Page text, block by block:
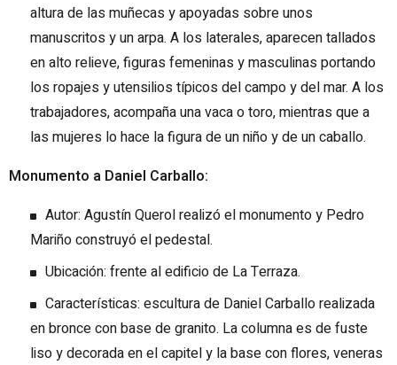
altura de las muñecas y apoyadas sobre unos
manuscritos y un arpa. A los laterales, aparecen tallados
en alto relieve, figuras femeninas y masculinas portando
los ropajes y utensilios típicos del campo y del mar. A los
trabajadores, acompaña una vaca o toro, mientras que a
las mujeres lo hace la figura de un niño y de un caballo.
Monumento a Daniel Carballo:
Autor: Agustín Querol realizó el monumento y Pedro
Mariño construyó el pedestal.
Ubicación: frente al edificio de La Terraza.
Características: escultura de Daniel Carballo realizada
en bronce con base de granito. La columna es de fuste
liso y decorada en el capitel y la base con flores, veneras